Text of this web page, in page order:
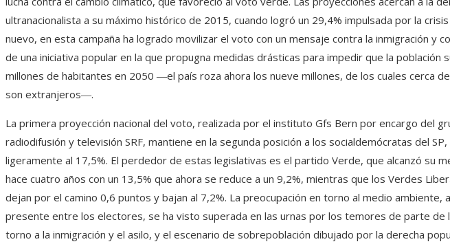
ultranacionalista a su máximo histórico de 2015, cuando logró un 29,4% impulsada por la
nuevo, en esta campaña ha logrado movilizar el voto con un mensaje contra la inmigración y
de una iniciativa popular en la que propugna medidas drásticas para impedir que la población
millones de habitantes en 2050 ―el país roza ahora los nueve millones, de los cuales cerca
son extranjeros―.
La primera proyección nacional del voto, realizada por el instituto Gfs Bern por encargo del
radiodifusión y televisión SRF, mantiene en la segunda posición a los socialdemócratas del
ligeramente al 17,5%. El perdedor de estas legislativas es el partido Verde, que alcanzó su
hace cuatro años con un 13,5% que ahora se reduce a un 9,2%, mientras que los Verdes
dejan por el camino 0,6 puntos y bajan al 7,2%. La preocupación en torno al medio ambiente,
presente entre los electores, se ha visto superada en las urnas por los temores de parte de
torno a la inmigración y el asilo, y el escenario de sobrepoblación dibujado por la derecha